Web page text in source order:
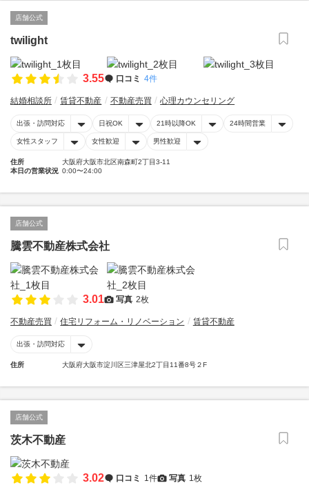
店舗公式
twilight
3.55 口コミ 4件
結婚相談所 賃貸不動産 不動産売買 心理カウンセリング
出張・訪問対応 日祝OK 21時以降OK 24時間営業
女性スタッフ 女性歓迎 男性歓迎
住所
大阪府大阪市北区南森町2丁目3-11
本日の営業状況 0:00〜24:00
店舗公式
騰雲不動産株式会社
3.01 写真 2枚
不動産売買 住宅リフォーム・リノベーション 賃貸不動産
出張・訪問対応
住所 大阪府大阪市淀川区三津屋北2丁目11番8号２F
店舗公式
茨木不動産
3.02 口コミ 1件 写真 1枚